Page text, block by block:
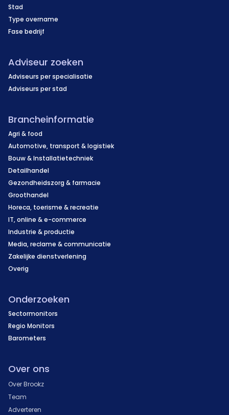
Stad
Type overname
Fase bedrijf
Adviseur zoeken
Adviseurs per specialisatie
Adviseurs per stad
Brancheinformatie
Agri & food
Automotive, transport & logistiek
Bouw & Installatietechniek
Detailhandel
Gezondheidszorg & farmacie
Groothandel
Horeca, toerisme & recreatie
IT, online & e-commerce
Industrie & productie
Media, reclame & communicatie
Zakelijke dienstverlening
Overig
Onderzoeken
Sectormonitors
Regio Monitors
Barometers
Over ons
Over Brookz
Team
Adverteren